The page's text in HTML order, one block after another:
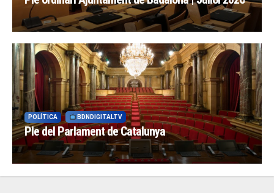
POLÍTICA BDNDIGITALTV
Ple del Parlament de Catalunya